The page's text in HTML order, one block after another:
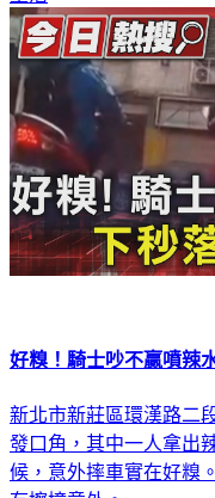
好糗！騎士吵不贏噴
新北市新莊區環漢路二
發口角，其中一人拿出
候，意外摔車實在好糗